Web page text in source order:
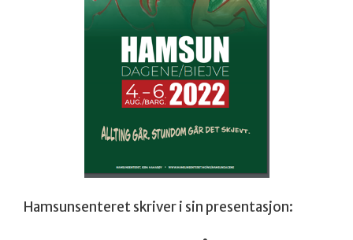
Hamsunsenteret skriver i sin presentasjon: